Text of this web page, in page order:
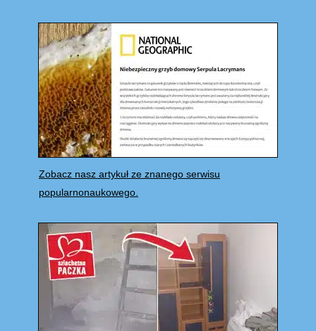
Zobacz nasz artykuł ze znanego serwisu
popularnonaukowego.